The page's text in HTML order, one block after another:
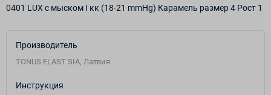
0401 LUX с мыском I кк (18-21 mmHg) Карамель размер 4 Рост 1
Производитель
TONUS ELAST SIA, Латвия
Инструкция